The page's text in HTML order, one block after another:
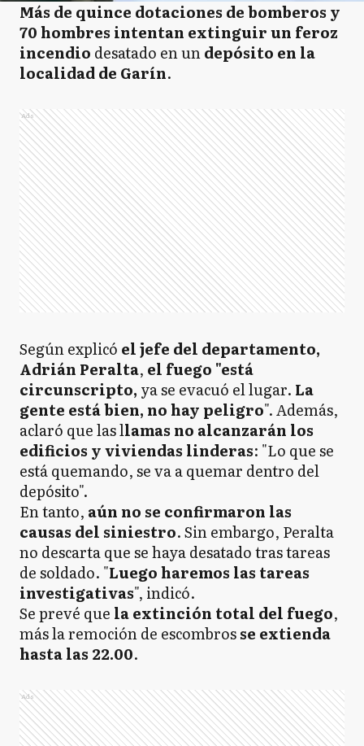
Más de quince dotaciones de bomberos y
70 hombres intentan extinguir un feroz
incendio desatado en undepósito en la
localidad de Garín.
Ads
Según explicó el jefe del departamento,
Adrián Peralta, el fuego "está
circunscripto, ya se evacuó el lugar. La
gente está bien, no hay peligro". Además,
aclaró que las llamas no alcanzarán los
edificios y viviendas linderas: "Lo que se
está quemando, se va a quemar dentro del
depósito".
En tanto, aún no se confirmaron las
causas del siniestro. Sin embargo, Peralta
no descarta que se haya desatado tras tareas
de soldado. "Luego haremos las tareas
investigativas", indicó.
Se prevé que la extinción total del fuego,
más la remoción de escombrosse extienda
hasta las 22.00.
Ads